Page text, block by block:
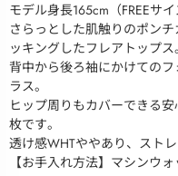
モデル身長165cm（FREEサイ
さらっとした肌触りのポン
ッキングしたフレアトップス。
背中から後ろ袖にかけての
ラス。
ヒップ周りもカバーできる
枚です。
透け感WHTややあり、ストレ
【お手入れ方法】マシンウ